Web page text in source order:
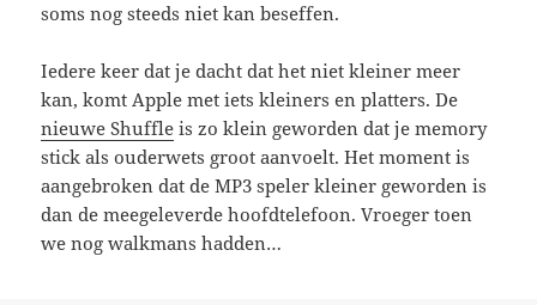
soms nog steeds niet kan beseffen.
Iedere keer dat je dacht dat het niet kleiner meer
kan, komt Apple met iets kleiners en platters. De
nieuwe Shuffle is zo klein geworden dat je memory
stick als ouderwets groot aanvoelt. Het moment is
aangebroken dat de MP3 speler kleiner geworden is
dan de meegeleverde hoofdtelefoon. Vroeger toen
we nog walkmans hadden…